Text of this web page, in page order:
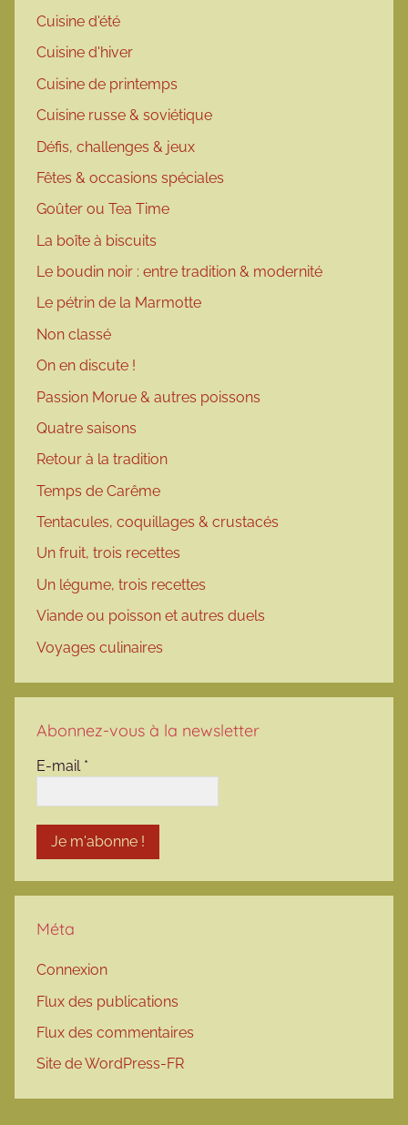
Cuisine d'été
Cuisine d'hiver
Cuisine de printemps
Cuisine russe & soviétique
Défis, challenges & jeux
Fêtes & occasions spéciales
Goûter ou Tea Time
La boîte à biscuits
Le boudin noir : entre tradition & modernité
Le pétrin de la Marmotte
Non classé
On en discute !
Passion Morue & autres poissons
Quatre saisons
Retour à la tradition
Temps de Carême
Tentacules, coquillages & crustacés
Un fruit, trois recettes
Un légume, trois recettes
Viande ou poisson et autres duels
Voyages culinaires
Abonnez-vous à la newsletter
E-mail *
Méta
Connexion
Flux des publications
Flux des commentaires
Site de WordPress-FR